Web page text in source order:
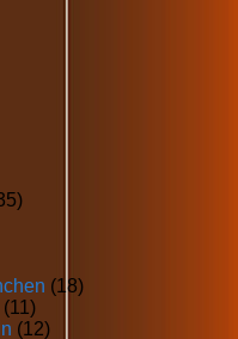
(18)
(11)
(12)